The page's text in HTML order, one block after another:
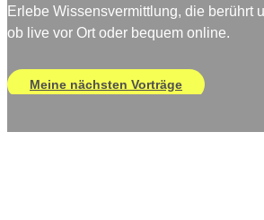
Erlebe Wissensvermittlung, die berührt
ob live vor Ort oder bequem online.
Meine nächsten Vorträge